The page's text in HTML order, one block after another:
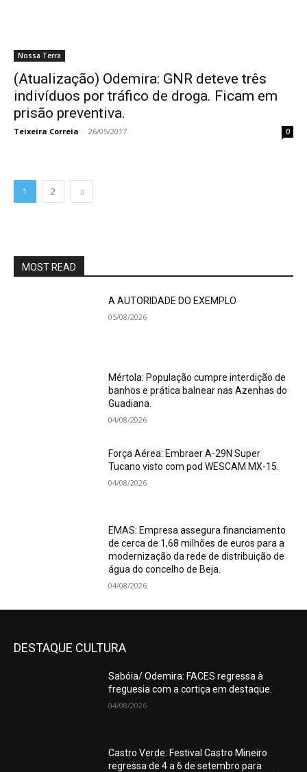
Nossa Terra
(Atualização) Odemira: GNR deteve três
indivíduos por tráfico de droga. Ficam em
prisão preventiva.
Teixeira Correia - 26/05/2017 0
1 2
MOST READ
A AUTORIDADE DO EXEMPLO
05/08/2026
Mértola: População cumpre interdição de
banhos e prática balnear nas Azenhas do
Guadiana.
04/08/2026
Força Aérea: Embraer A-29N Super
Tucano visto com pod WESCAM MX-15.
04/08/2026
EMAS: Empresa assegura financiamento
de cerca de 1,68 milhões de euros para a
modernização da rede de distribuição de
água do concelho de Beja.
04/08/2026
DESTAQUE CULTURA
Sabóia/ Odemira: FACES regressa à
freguesia com a cortiça em destaque.
04/08/2026
Castro Verde: Festival Castro Mineiro
regressa de 4 a 6 de setembro para